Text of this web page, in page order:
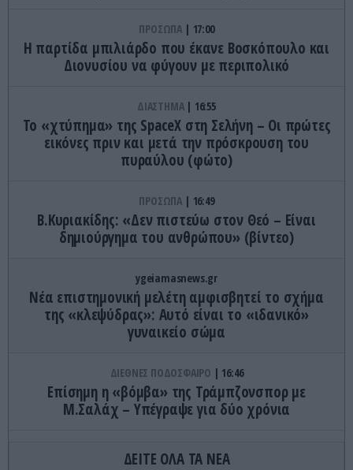
ΠΡΟΣΩΠΑ 17:00
Η παρτίδα μπιλιάρδο που έκανε Βοσκόπουλο και
Διονυσίου να φύγουν με περιπολικό
ΔΙΑΣΤΗΜΑ 16:55
Το «χτύπημα» της SpaceX στη Σελήνη – Οι πρώτες
εικόνες πριν και μετά την πρόσκρουση του
πυραύλου (φώτο)
ΠΡΟΣΩΠΑ 16:49
Β.Κυριακίδης: «Δεν πιστεύω στον Θεό – Είναι
δημιούργημα του ανθρώπου» (βίντεο)
ygeiamasnews.gr
Νέα επιστημονική μελέτη αμφισβητεί το σχήμα
της «κλεψύδρας»: Αυτό είναι το «ιδανικό»
γυναικείο σώμα
ΔΙΕΘΝΕΣ ΠΟΔΟΣΦΑΙΡΟ 16:46
Επίσημη η «βόμβα» της Τράμπζονσπορ με
Μ.Σαλάχ – Υπέγραψε για δύο χρόνια
ΠΡΟΣΩΠΑ 16:45
ΔΕΙΤΕ ΟΛΑ ΤΑ ΝΕΑ